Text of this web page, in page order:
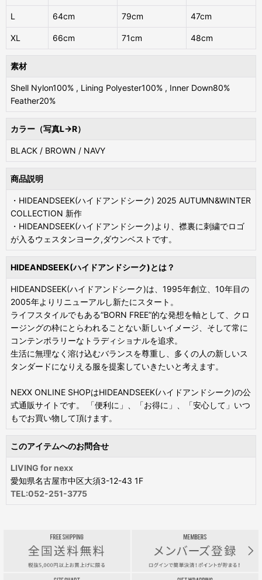
L 64cm 79cm 47cm
XL 66cm 71cm 48cm
素材
Shell Nylon100% , Lining Polyester100% , Inner Down80%
Feather20%
カラー（写真L→R）
BLACK / BROWN / NAVY
商品説明
・HIDEANDSEEK(ハイドアンドシーク) 2025 AUTUMN&WINTER
COLLECTION 新作
・HIDEANDSEEK(ハイドアンドシーク)より、襟裏に刺繍でロゴ
が入るウェスタンヨーク,ダウンベストです。
HIDEANDSEEK(ハイドアンドシーク)とは？
HIDEANDSEEK(ハイドアンドシーク)は、1995年創立、10年目の
2005年よりリニューアルし新たにスタート。
ライフスタイルでもある“BORN FREE”的な発想を軸として、クロ
ージングの枠にとらわれることない新しいイメージ、そして常に
コンテンポラリーなトラディショナルを追求。
生活に無理なく溶け込むバランスを尊重し、多くの人の新しいス
タンダードになりえる服を提案していきたいと考えます。
NEXX ONLINE SHOPはHIDEANDSEEK(ハイドアンドシーク)の公
式通販サイトです。 「便利に」、「お得に」、「安心して」いつ
もでお買い物して頂けます。
このアイテムへのお問合せ
LIVING for nexx
愛知県名古屋市中区大須3-12-43 1F
TEL:052-251-3775